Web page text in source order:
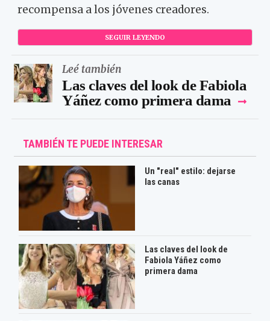
recompensa a los jóvenes creadores.
SEGUIR LEYENDO
Leé también
Las claves del look de Fabiola
Yáñez como primera dama
TAMBIÉN TE PUEDE INTERESAR
Un "real" estilo: dejarse
las canas
Las claves del look de
Fabiola Yáñez como
primera dama